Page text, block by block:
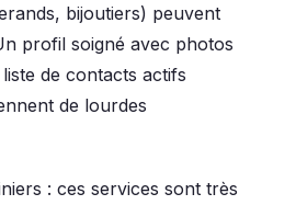
bijoutiers) peuvent
profil soigné avec photos
de contacts actifs
de lourdes
: ces services sont très